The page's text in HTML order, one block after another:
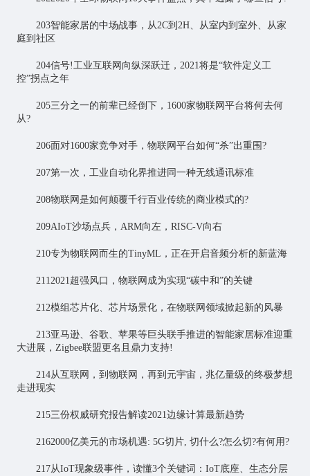
203智能家居的中场战事，从2C到2H、从室内到室外、从家
庭到社区
204信号!工业互联网向纵深跃迁，2021将是“软件定义工
控”拐点之年
205三分之一的前辈已经倒下，1600家物联网平台将何去何
从?
206面对1600家竞争对手，物联网平台如何“杀”出重围?
207第一次，工业自动化界推进同一种无线通讯标准
208物联网是如何颠覆千行百业传统的商业模式的?
209AIoT沙场点兵，ARM向左，RISC-V向右
210专为物联网而生的TinyML，正在开启音频分析的新蓝海
2112021超强风口，物联网成为实现“碳中和”的关键
212模组芯片化、芯片场景化，在物联网领域掀起新的风暴
213亚马逊、谷歌、苹果等巨头联手推进的智能家居标准迎重
大进展，Zigbee联盟更名且鼎力支持!
214从互联网，到物联网，再到元宇宙，兆亿量级的终极梦想
走进现实
215三份权威研究报告解读2021边缘计算最新趋势
2162000亿美元的市场机遇: 5G切片, 切什么?怎么切?有何用?
217从IoT现象级事件，读懂3个关键词：IoT底座、生态分层